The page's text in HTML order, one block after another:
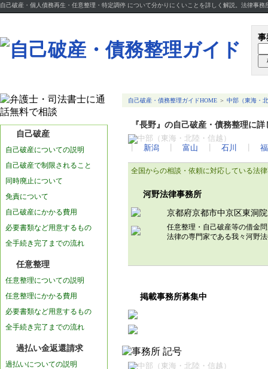
自己破産・個人債務再生・任意整理・特定調停 について分かりにくいことを詳しく解説。法律事務
事
自己破産
自己破産についての説明
自己破産で制限されること
同時廃止について
免責について
自己破産にかかる費用
必要書類など用意するもの
全手続き完了までの流れ
任意整理
任意整理についての説明
任意整理にかかる費用
必要書類など用意するもの
全手続き完了までの流れ
過払い金返還請求
過払いについての説明
自己破産・債務整理ガイドHOME ＞ 中部（東海・
『長野』の自己破産・債務整理に
新潟 富山 石川
全国からの相談・依頼に対応している法
河野法律事務所
京都府京都市中京区東洞
任意整理・自己破産等の借金
法律の専門家である我々河野
掲載事務所募集中